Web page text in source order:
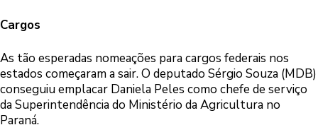
Cargos
As tão esperadas nomeações para cargos federais nos
estados começaram a sair. O deputado Sérgio Souza (MDB)
conseguiu emplacar Daniela Peles como chefe de serviço
da Superintendência do Ministério da Agricultura no
Paraná.